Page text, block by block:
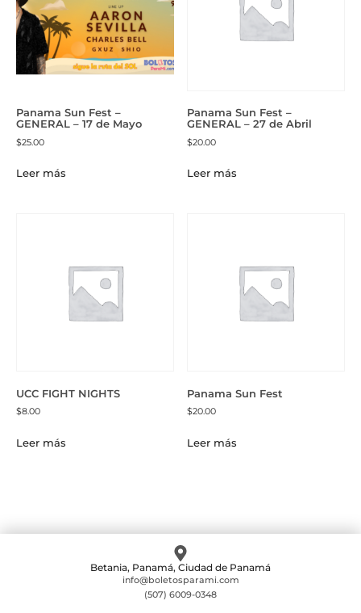
Panama Sun Fest –
GENERAL – 17 de Mayo
$25.00
Leer más
Panama Sun Fest –
GENERAL – 27 de Abril
$20.00
Leer más
UCC FIGHT NIGHTS
$8.00
Leer más
Panama Sun Fest
$20.00
Leer más
Betania, Panamá, Ciudad de Panamá
info@boletosparami.com
(507) 6009-0348